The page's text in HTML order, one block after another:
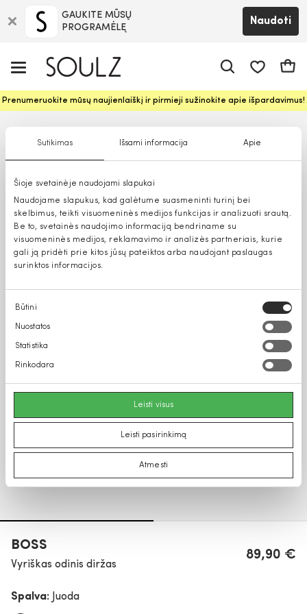
Sutikimas Išsami informacija Apie
Šioje svetainėje naudojami slapukai
Naudojame slapukus, kad galėtume suasmeninti turinį bei
skelbimus, teikti visuomeninės medijos funkcijas ir analizuoti srautą.
Be to, svetainės naudojimo informaciją bendriname su
visuomeninės medijos, reklamavimo ir analizės partneriais, kurie
gali ją pridėti prie kitos jūsų pateiktos arba naudojant paslaugas
surinktos informacijos.
Sutikimo
pasirinkimas
Būtini
Nuostatos
Statistika
Rinkodara
Leisti visus
Leisti pasirinkimą
Atmesti
GAUKITE MŪSŲ
PROGRAMĖLĘ
Naudoti
Prenumeruokite mūsų naujienlaiškį ir pirmieji sužinokite apie išpardavimus!
BOSS
Vyriškas odinis diržas
89,90 €
Spalva:
Juoda